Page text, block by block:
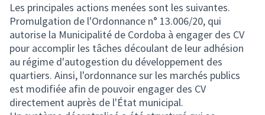
Les principales actions menées sont les suivantes.
Promulgation de l'Ordonnance n° 13.006/20, qui
autorise la Municipalité de Cordoba à engager des CV
pour accomplir les tâches découlant de leur adhésion
au régime d'autogestion du développement des
quartiers. Ainsi, l'ordonnance sur les marchés publics
est modifiée afin de pouvoir engager des CV
directement auprès de l'État municipal.